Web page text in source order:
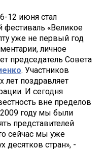
12 июня стал
«Великое
уже не первый год
личное
председатель Совета
. Участников
лет поздравляет
И сегодня
вне пределов
году мы были
представителей
сейчас мы уже
десятков стран», -